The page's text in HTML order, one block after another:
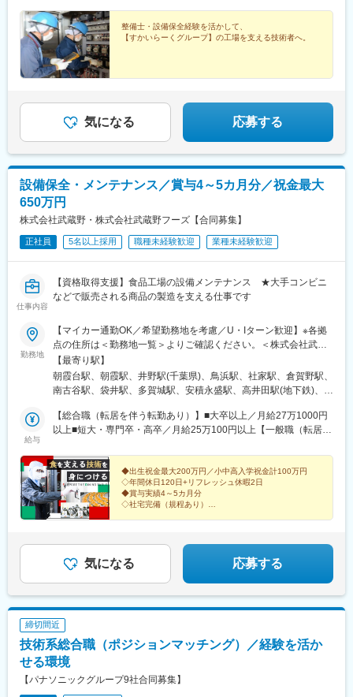
2188-56■西宮MDセンター兵庫県西宮市鳴尾浜3-5-7■北九州MDセ
ンター福岡県北九州市若松区大字安瀬64-79※無料送迎バスを運行
している工場もございます。■受動喫煙対策／分煙：敷地内全面禁
煙
整備士・設備保全経験を活かして、
【すかいらーくグループ】の工場を支える技術者へ。
気になる 応募する
設備保全・メンテナンス／賞与4～5カ月分／祝金最大
650万円
株式会社武蔵野・株式会社武蔵野フーズ【合同募集】
正社員 5名以上採用 職種未経験歓迎 業種未経験歓迎
仕事内容
【資格取得支援】食品工場の設備メンテナンス ★大手コンビニ
などで販売される商品の製造を支える仕事です
勤務地
【マイカー通勤OK／希望勤務地を考慮／U・Iターン歓迎】※各拠
点の住所は＜勤務地一覧＞よりご確認ください。＜株式会社武蔵
野＞〇埼玉県・埼玉工場・朝霞工場・埼玉麺工場〇千葉県・千葉
工場〇神奈川県・横浜工場・神奈川工場〇静岡県・東海工場〇宮
城県・仙台工場〇福島県・福島工場〇群馬県・群馬工場・群馬フ
兵庫県・神戸工場〇福岡県・福岡工場・北九州工場〇沖縄・沖縄
工場＜株式会社武蔵野フーズ＞〇埼玉県・カムス第1工場 ・カム
ス神戸工場〇福岡県・福岡麺工場★一般職は転居を伴う異動なし
★受動喫煙対策あり★U・Iターン支援あり※2社合同募集。配属先
については入社された法人内でご希望を考慮して決定します。
【最寄り駅】
朝霞台駅、朝霞駅、井野駅(千葉県)、鳥浜駅、社家駅、倉賀野駅、
南古谷駅、袋井駅、多賀城駅、安積永盛駅、高井田駅(地下鉄)、ケ
武蔵嵐山駅、木津駅(兵庫県)、ふじみ野駅、新座駅、瀬高駅、柳瀬
川駅、高井田中央駅
給与
【総合職（転居を伴う転勤あり）】■大卒以上／月給27万1000円
以上■短大・専門卒・高卒／月給25万100円以上【一般職（転居を
卒・高卒／月給21万5200円以上※年齢・経験・能力などを考慮の
上優遇します。※総合職の場合は、転居を伴う異動が発生する場合
がございます。◎別途、賞与年2回と各種手当（時間外手当は全額
支給）を支給！【試用期間中】■大卒以上／月給23万6100円以上■
短大・専門卒・高卒／月給21万5200円以上＜各社共通＞
◆出生祝金最大200万円／小中高入学祝金計100万円
◇年間休日120日+リフレッシュ休暇2日
◆賞与実績4～5カ月分
◇社宅完備（規程あり）
気になる 応募する
締切間近
技術系総合職（ポジションマッチング）／経験を活か
せる環境
【パナソニックグループ9社合同募集】